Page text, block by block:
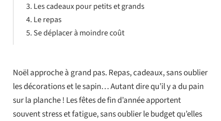
Noël approche à grand pas. Repas, cadeaux, sans oublier
les décorations et le sapin… Autant dire qu’il y a du pain
sur la planche ! Les fêtes de fin d’année apportent
souvent stress et fatigue, sans oublier le budget qu’elles
Les cadeaux pour petits et grands
Le repas
Se déplacer à moindre coût